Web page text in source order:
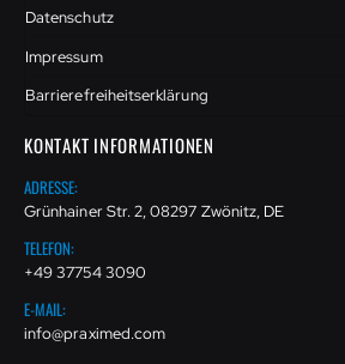
Datenschutz
Impressum
Barrierefreiheitserklärung
KONTAKT INFORMATIONEN
ADRESSE:
Grünhainer Str. 2, 08297 Zwönitz, DE
TELEFON:
+49 37754 3090
E-MAIL:
info@praximed.com